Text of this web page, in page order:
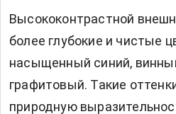
Высококонтрастной
более глубокие и чистые
насыщенный синий,
графитовый. Такие
природную